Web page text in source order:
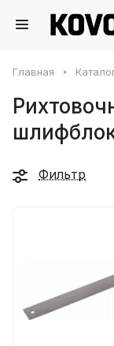
Главная
Фильтр